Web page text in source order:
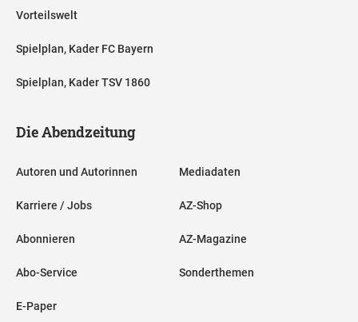
Vorteilswelt
Spielplan, Kader FC Bayern
Spielplan, Kader TSV 1860
Die Abendzeitung
Autoren und Autorinnen
Karriere / Jobs
Abonnieren
Abo-Service
E-Paper
Mediadaten
AZ-Shop
AZ-Magazine
Sonderthemen